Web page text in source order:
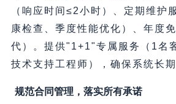
（响应时间≤2小时）、定期维护
康检查、季度性能优化）、年度
代）。提供"1+1"专属服务（1名
技术支持工程师），确保系统长期
规范合同管理，落实所有承诺